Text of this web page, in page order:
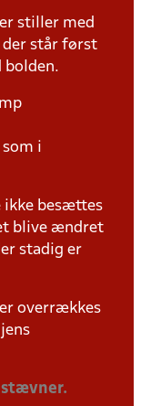
stiller med
der står først
bolden.
som i
ikke besættes
blive ændret
stadig er
overrækkes